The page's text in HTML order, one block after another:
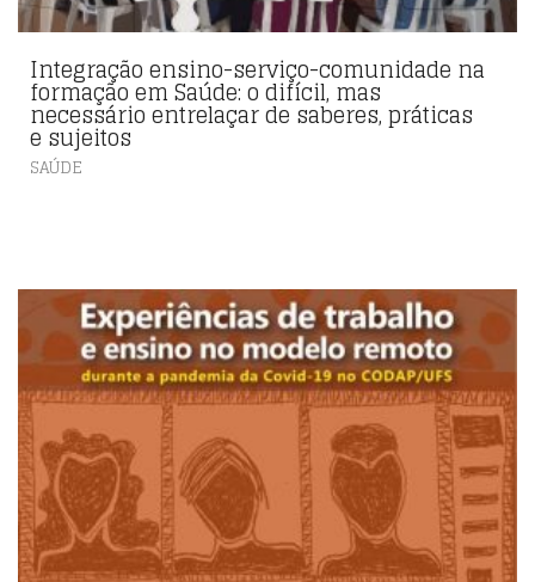
Integração ensino-serviço-comunidade na
formação em Saúde: o difícil, mas
necessário entrelaçar de saberes, práticas
e sujeitos
SAÚDE